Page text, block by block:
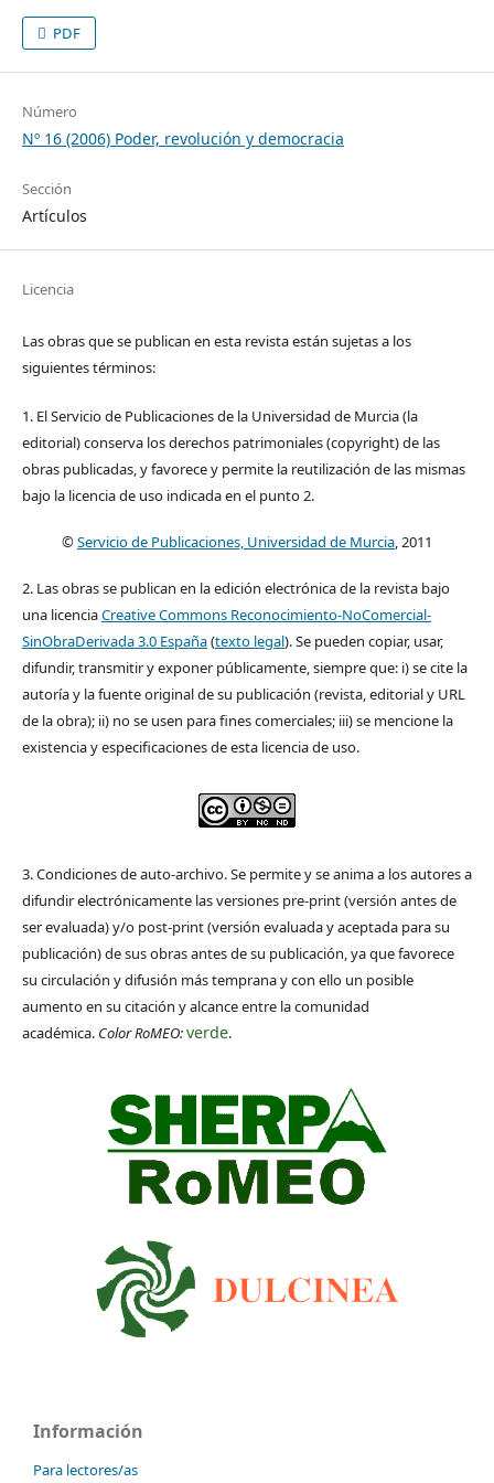
PDF
Número
Nº 16 (2006) Poder, revolución y democracia
Sección
Artículos
Licencia
Las obras que se publican en esta revista están sujetas a los
siguientes términos:
1. El Servicio de Publicaciones de la Universidad de Murcia (la
editorial) conserva los derechos patrimoniales (copyright) de las
obras publicadas, y favorece y permite la reutilización de las mismas
bajo la licencia de uso indicada en el punto 2.
©Servicio de Publicaciones, Universidad de Murcia, 2011
2. Las obras se publican en la edición electrónica de la revista bajo
una licenciaCreative Commons Reconocimiento-NoComercial-
SinObraDerivada 3.0 España(texto legal). Se pueden copiar, usar,
difundir, transmitir y exponer públicamente, siempre que: i) se cite la
autoría y la fuente original de su publicación (revista, editorial y URL
de la obra); ii) no se usen para fines comerciales; iii) se mencione la
existencia y especificaciones de esta licencia de uso.
3. Condiciones de auto-archivo. Se permite y se anima a los autores a
difundir electrónicamente las versiones pre-print (versión antes de
ser evaluada) y/o post-print (versión evaluada y aceptada para su
publicación) de sus obras antes de su publicación, ya que favorece
su circulación y difusión más temprana y con ello un posible
aumento en su citación y alcance entre la comunidad
académica. Color RoMEO:verde.
Información
Para lectores/as